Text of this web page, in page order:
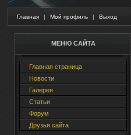
Главная | Мой профиль | Выход
МЕНЮ САЙТА
Главная страница
Новости
Галерея
Статьи
Форум
Друзья сайта